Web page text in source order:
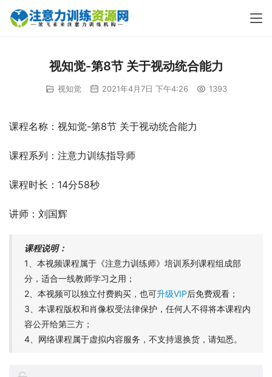
视知觉-第8节 关于视动统合能力
视知觉 2021年4月7日 下午4:26 1393
课程名称：视知觉-第8节 关于视动统合能力
课程系列：注意力训练指导师
课程时长：14分58秒
讲师：刘国辉
课程说明：
1、本视频课程属于《注意力训练师》培训系列课程组成部
分，适合一线教师学习之用；
2、本视频可以独立付费购买，也可升级VIP后免费观看；
3、本课程版权和肖像权受法律保护，任何人不得将本课程内
容公开给第三方；
4、网络课程属于虚拟内容服务，不支持退换货，请知悉。